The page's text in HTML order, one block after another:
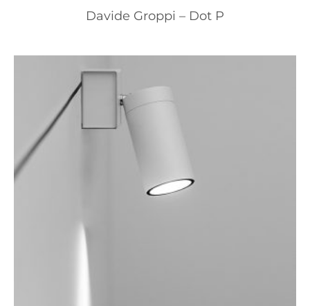
Davide Groppi – Dot P